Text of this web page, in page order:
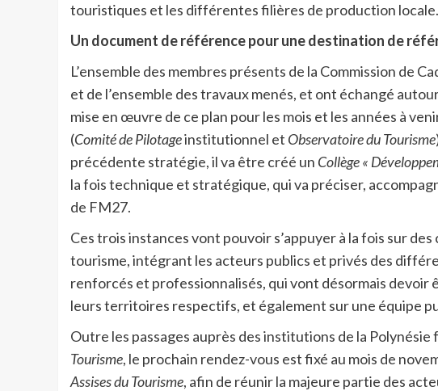
touristiques et les différentes filières de production locale.
Un document de référence pour une destination de
L’ensemble des membres présents de la Commission de
et de l’ensemble des travaux menés, et ont échangé
mise en œuvre de ce plan pour les mois et les années à
(Comité de Pilotageinstitutionnel et Observatoire du Tourisme
précédente stratégie, il va être créé un Collège «
la fois technique et stratégique, qui va préciser,
de FM27.
Ces trois instances vont pouvoir s’appuyer à la fois sur
tourisme, intégrant les acteurs publics et privés des
renforcés et professionnalisés, qui vont désormais
leurs territoires respectifs, et également sur une équipe
Outre les passages auprès des institutions de la Polynésie
Tourisme, le prochain rendez-vous est fixé au mois de
Assises du Tourisme, afin de réunir la majeure partie des